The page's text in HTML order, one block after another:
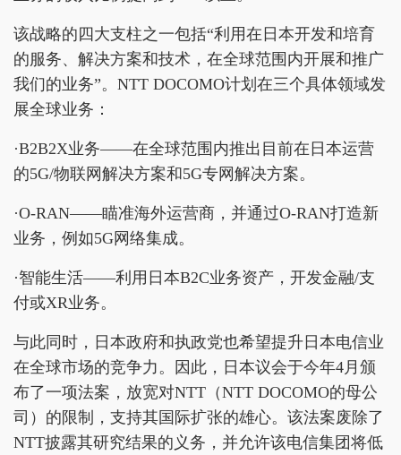
该战略的四大支柱之一包括“利用在日本开发和培育
的服务、解决方案和技术，在全球范围内开展和推广
我们的业务”。NTT DOCOMO计划在三个具体领域发
展全球业务：
·B2B2X业务——在全球范围内推出目前在日本运营
的5G/物联网解决方案和5G专网解决方案。
·O-RAN——瞄准海外运营商，并通过O-RAN打造新
业务，例如5G网络集成。
·智能生活——利用日本B2C业务资产，开发金融/支
付或XR业务。
与此同时，日本政府和执政党也希望提升日本电信业
在全球市场的竞争力。因此，日本议会于今年4月颁
布了一项法案，放宽对NTT（NTT DOCOMO的母公
司）的限制，支持其国际扩张的雄心。该法案废除了
NTT披露其研究结果的义务，并允许该电信集团将低